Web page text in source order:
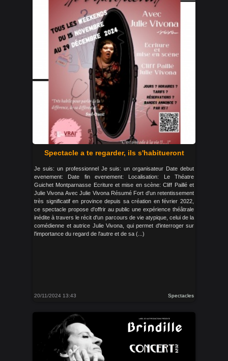
Spectacle a te regarder, ils s'habitueront
Je suis: un professionnel Je suis: un organisateur Date debut
evenement: Date fin evenement: Localisation: Le Théatre
Guichet Montparnasse Ecriture et mise en scène: Cliff Paillé et
Julie Vivona Avec Julie Vivona Résumé Fort d'un retentissement
très significatif en province depuis sa création en février 2022,
ce spectacle propose d'offrir au public une expérience théâtrale
inédite à travers le récit d'un parcours de vie atypique, celui de la
comédienne et autrice Julie Vivona, qui permet d'interroger sur
l'importance du regard de l'autre et de sa (...)
20/11/2024 13:43 Spectacles